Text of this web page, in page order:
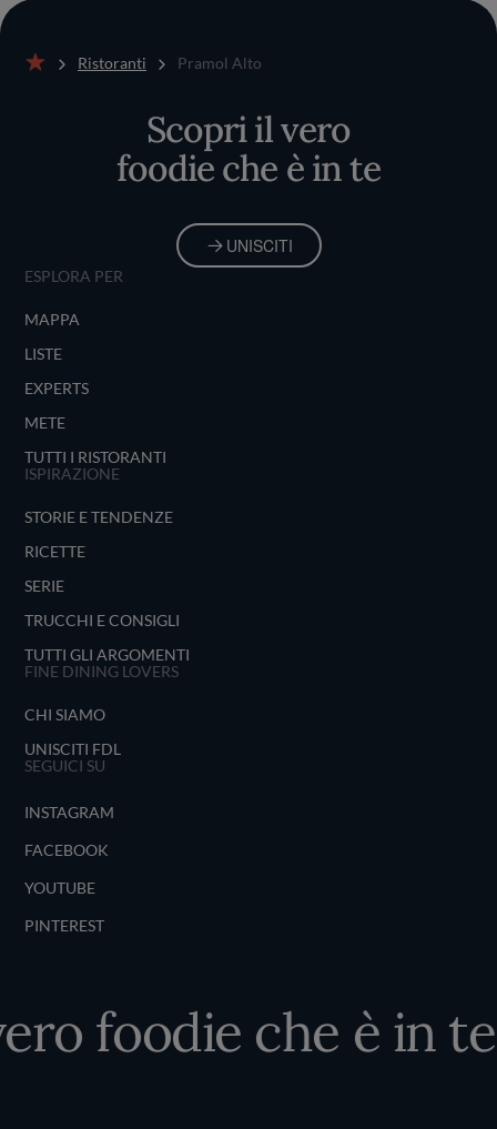
Ristoranti Pramol Alto
Scopri il vero
foodie che è in te
UNISCITI
ESPLORA PER
MAPPA
LISTE
EXPERTS
METE
TUTTI I RISTORANTI
ISPIRAZIONE
STORIE E TENDENZE
RICETTE
SERIE
TRUCCHI E CONSIGLI
TUTTI GLI ARGOMENTI
FINE DINING LOVERS
CHI SIAMO
UNISCITI FDL
SEGUICI SU
INSTAGRAM
FACEBOOK
YOUTUBE
PINTEREST
foodie che è in te